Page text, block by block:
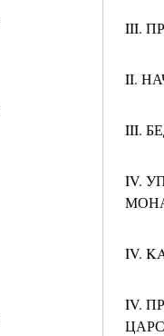
III.
II.
III.
IV.
IV.
IV.